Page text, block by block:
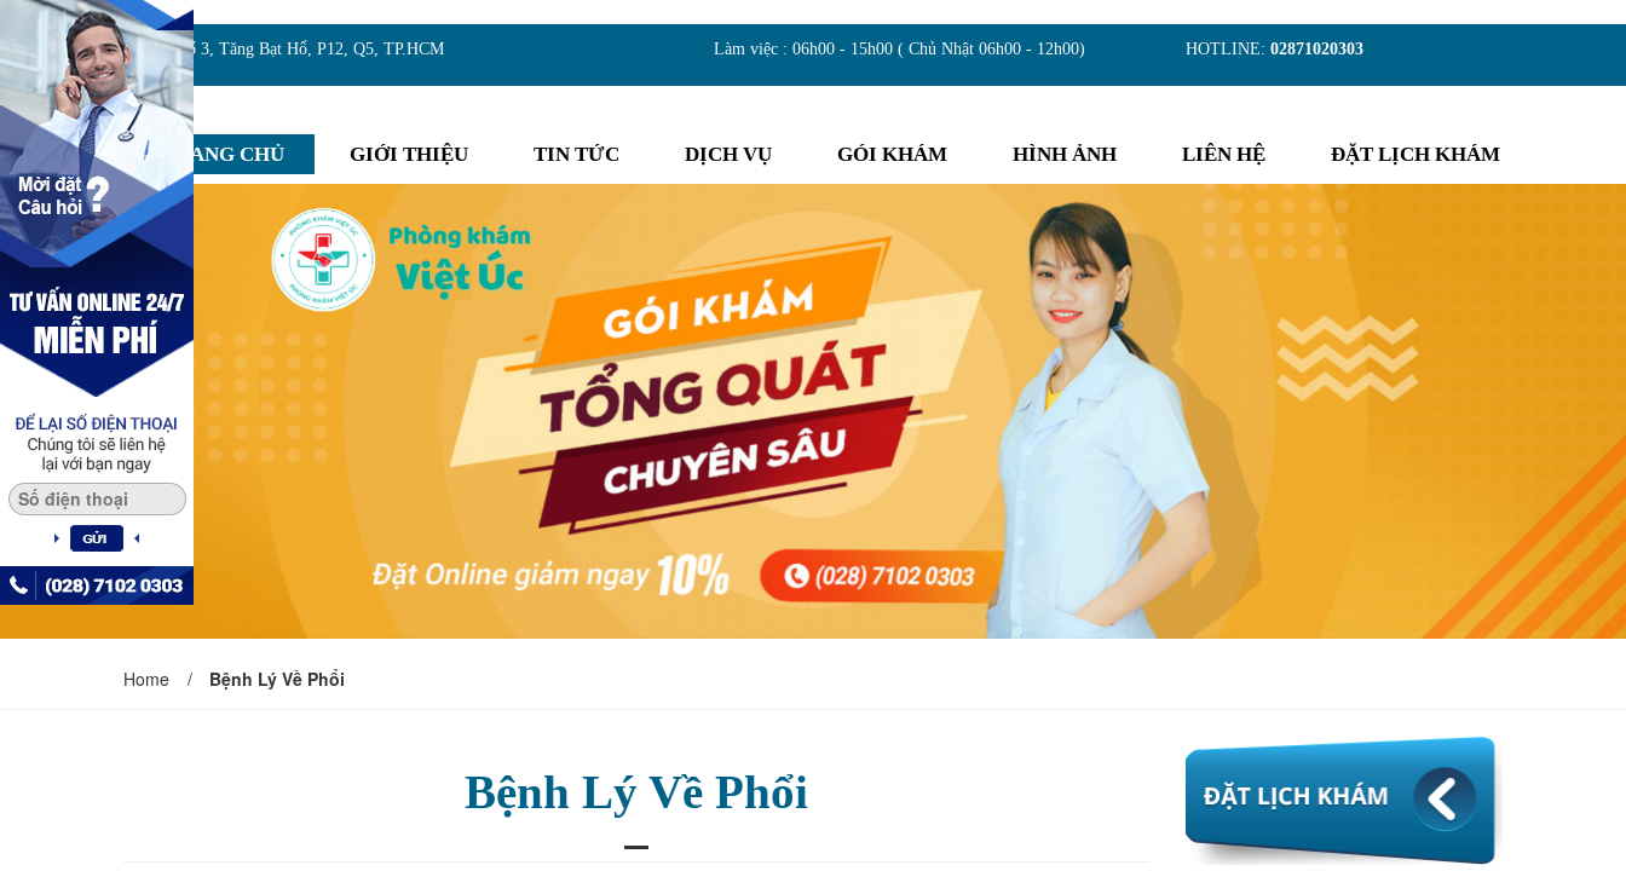
Địa chỉ:Số 3, Tăng Bạt Hổ, P12, Q5, TP.HCM Làm việc : 06h00 - 15h00 ( Chủ Nhật 06h00 - 12h00) HOTLINE: 02871020303
TRANG CHỦ GIỚI THIỆU TIN TỨC DỊCH VỤ GÓI KHÁM HÌNH ẢNH LIÊN HỆ ĐẶT LỊCH KHÁM
Home / Bệnh Lý Về Phổi
Bệnh Lý Về Phổi